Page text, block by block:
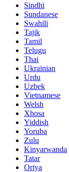
Sindhi
Sundanese
Swahili
Tajik
Tamil
Telugu
Thai
Ukrainian
Urdu
Uzbek
Vietnamese
Welsh
Xhosa
Yiddish
Yoruba
Zulu
Kinyarwanda
Tatar
Oriya